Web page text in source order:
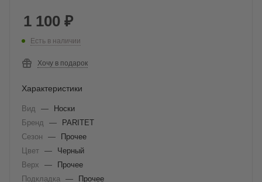
1 100 ₽
Есть в наличии
Хочу в подарок
Характеристики
Вид —
Носки
Бренд
—
PARITET
Сезон
—
Прочее
Цвет —
Черный
Верх
—
Прочее
Подкладка
—
Прочее